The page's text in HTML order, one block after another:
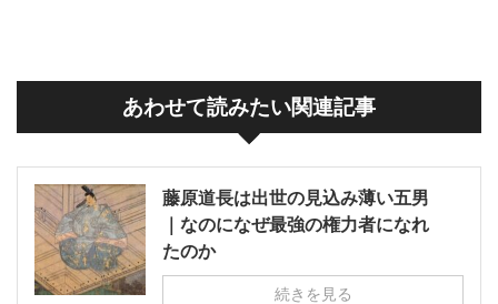
あわせて読みたい関連記事
藤原道長は出世の見込み薄い五男
｜なのになぜ最強の権力者になれ
たのか
続きを見る